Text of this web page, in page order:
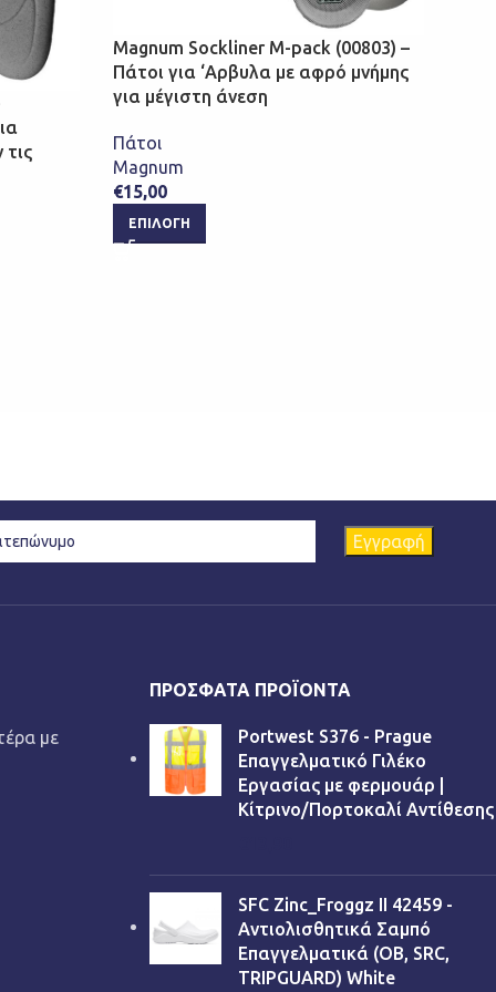
Magnum Sockliner M-pack (00803) –
Πάτοι για ‘Αρβυλα με αφρό μνήμης
για μέγιστη άνεση
Πάτοι
Magnum
€15,00
ΕΠΙΛΟΓΉ
με
ΠΡΌΣΦΑΤΑ ΠΡΟΪΌΝΤΑ
Portwest S376 - Prague
Επαγγελματικό Γιλέκο
Εργασίας με φερμουάρ |
Κίτρινο/Πορτοκαλί Αντίθεσης
SFC Zinc_Froggz II 42459 -
Αντιολισθητικά Σαμπό
Επαγγελματικά (OB, SRC,
TRIPGUARD) White